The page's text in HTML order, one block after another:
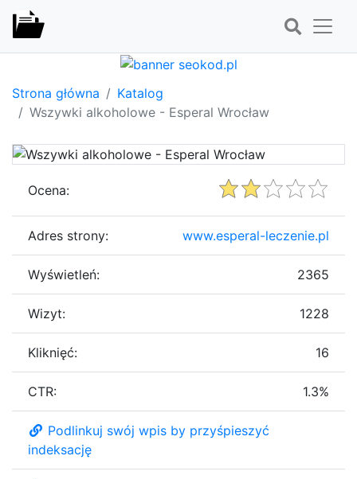
Strona główna
Katalog
Wszywki alkoholowe - Esperal Wrocław
Ocena:
Adres strony: www.esperal-leczenie.pl
Wyświetleń: 2365
Wizyt: 1228
Kliknięć: 16
CTR: 1.3%
Podlinkuj swój wpis by przyśpieszyć
indeksację